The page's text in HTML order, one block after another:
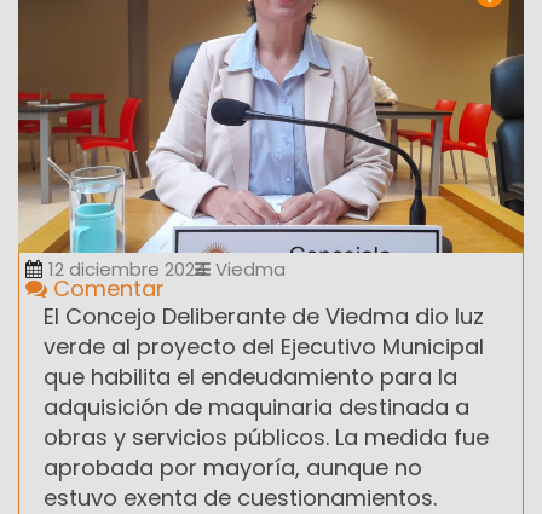
12 diciembre 2024 Viedma
Comentar
El Concejo Deliberante de Viedma dio luz
verde al proyecto del Ejecutivo Municipal
que habilita el endeudamiento para la
adquisición de maquinaria destinada a
obras y servicios públicos. La medida fue
aprobada por mayoría, aunque no
estuvo exenta de cuestionamientos.